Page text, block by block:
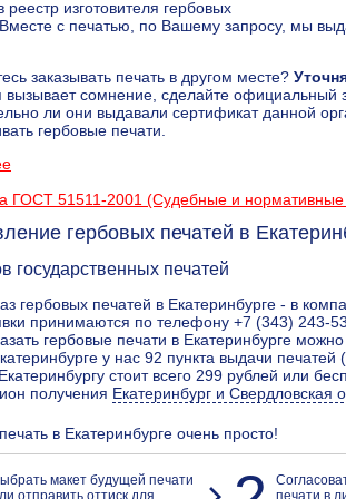
реестр изготовителя гербовых
с печатью, по Вашему запросу, мы
заказывать печать в другом месте?
вызывает сомнение, сделайте
ли они выдавали сертификат данной
гербовые печати.
ГОСТ 51511-2001 (Судебные и
гербовых печатей в
государственных печатей
гербовых печатей в Екатеринбурге - в
принимаются по телефону +7 (343) 243-
гербовые печати в Екатеринбурге
у нас 92 пункта выдачи
стоит всего 299 рублей или
получения Екатеринбург и Свердловская
в Екатеринбурге очень просто!
макет будущей печати
отправить оттиск для
печати в